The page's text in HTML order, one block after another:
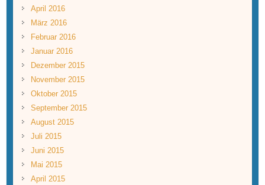
April 2016
März 2016
Februar 2016
Januar 2016
Dezember 2015
November 2015
Oktober 2015
September 2015
August 2015
Juli 2015
Juni 2015
Mai 2015
April 2015